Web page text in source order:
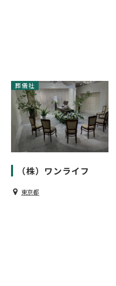
葬儀社
（株）ワンライフ
東京都